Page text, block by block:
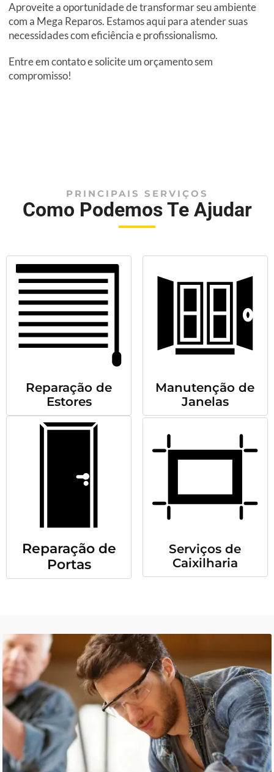
Aproveite a oportunidade de transformar seu ambiente
com a Mega Reparos. Estamos aqui para atender suas
necessidades com eficiência e profissionalismo.
Entre em contato e solicite um orçamento sem
compromisso!
PRINCIPAIS SERVIÇOS
Como Podemos Te Ajudar
Reparação de
Estores
Manutenção de
Janelas
Reparação de
Portas
Serviços de
Caixilharia